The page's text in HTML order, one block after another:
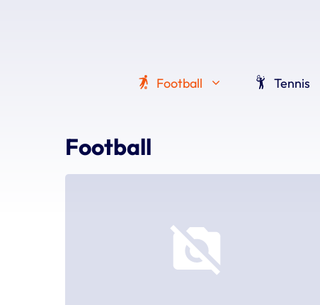
Football
Tennis
Football